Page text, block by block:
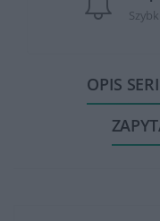
OPIS